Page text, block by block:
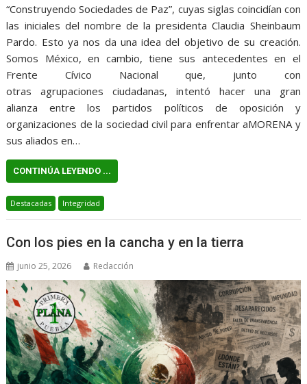
“Construyendo Sociedades de Paz”, cuyas siglas coincidían con
las iniciales del nombre de la presidenta Claudia Sheinbaum
Pardo. Esto ya nos da una idea del objetivo de su creación.
Somos México, en cambio, tiene sus antecedentes en el
Frente Cívico Nacional que, junto con
otras agrupaciones ciudadanas, intentó hacer una gran
alianza entre los partidos políticos de oposición y
organizaciones de la sociedad civil para enfrentar aMORENA y
sus aliados en…
CONTINÚA LEYENDO ...
Destacadas Integridad
Con los pies en la cancha y en la tierra
junio 25, 2026 Redacción